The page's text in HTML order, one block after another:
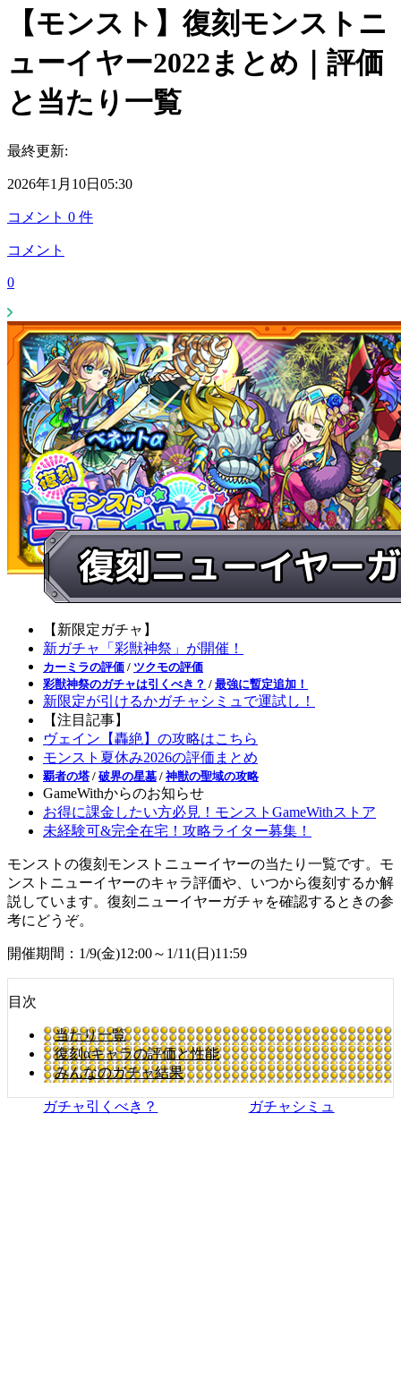
【モンスト】復刻モンストニ
ューイヤー2022まとめ｜評価
と当たり一覧
最終更新:
2026年1月10日05:30
コメント 0 件
コメント
0
【新限定ガチャ】
新ガチャ「彩獣神祭」が開催！
カーミラの評価 / ツクモの評価
彩獣神祭のガチャは引くべき？ / 最強に暫定追加！
新限定が引けるかガチャシミュで運試し！
【注目記事】
ヴェイン【轟絶】の攻略はこちら
モンスト夏休み2026の評価まとめ
覇者の塔 / 破界の星墓 / 神獣の聖域の攻略
GameWithからのお知らせ
お得に課金したい方必見！モンストGameWithストア
未経験可&完全在宅！攻略ライター募集！
モンストの復刻モンストニューイヤーの当たり一覧です。モ
ンストニューイヤーのキャラ評価や、いつから復刻するか解
説しています。復刻ニューイヤーガチャを確認するときの参
考にどうぞ。
開催期間：1/9(金)12:00～1/11(日)11:59
目次
当たり一覧
復刻αキャラの評価と性能
みんなのガチャ結果
ガチャ引くべき？ ガチャシミュ